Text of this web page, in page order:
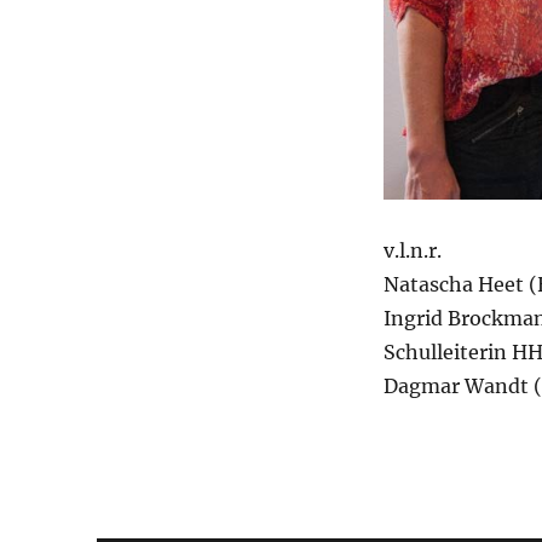
v.l.n.r.
Natascha Heet
Ingrid
Schulleiterin
Dagmar Wandt